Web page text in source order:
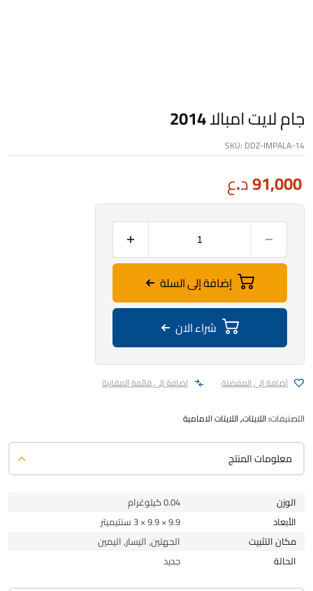
جام لايت امبالا 2014
SKU: DDZ-IMPALA-14
91,000د.ع
إضافة إلى السلة
شراء الان
اضافة الى المفضلة اضافة الى قائمة المقارنة
التصنيفات:اللايتات,اللايتات الامامية
معلومات المنتج
الوزن
0.04 كيلوغرام
الأبعاد
9.9 × 9.9 × 3 سنتيميتر
مكان التثبيت
الجهتين, اليسار, اليمين
الحالة
جديد